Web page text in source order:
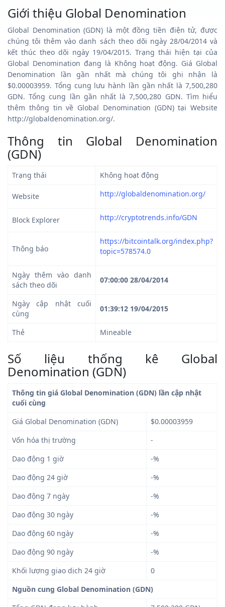
Giới thiệu Global Denomination
Global Denomination (GDN) là một đồng tiền điện tử, được
chúng tôi thêm vào danh sách theo dõi ngày 28/04/2014 và
kết thúc theo dõi ngày 19/04/2015. Trạng thái hiện tại của
Global Denomination đang là Không hoạt động. Giá Global
Denomination lần gần nhất mà chúng tôi ghi nhận là
$0.00003959. Tổng cung lưu hành lần gần nhất là 7,500,280
GDN. Tổng cung lần gần nhất là 7,500,280 GDN. Tìm hiểu
thêm thông tin về Global Denomination (GDN) tại Website
http://globaldenomination.org/.
Thông tin Global Denomination
(GDN)
Trạng thái Không hoạt động
Website http://globaldenomination.org/
Block Explorer http://cryptotrends.info/GDN
Thông báo
https://bitcointalk.org/index.php?
topic=578574.0
Ngày thêm vào danh
sách theo dõi
07:00:00 28/04/2014
Ngày cập nhật cuối
cùng
01:39:12 19/04/2015
Thẻ Mineable
Số liệu thống kê Global
Denomination (GDN)
Thông tin giá Global Denomination (GDN) lần cập nhật
cuối cùng
Giá Global Denomination (GDN)
$0.00003959
Vốn hóa thị trường
-
Dao động 1 giờ
-%
Dao động 24 giờ
-%
Dao động 7 ngày
-%
Dao động 30 ngày
-%
Dao động 60 ngày
-%
Dao động 90 ngày
-%
Khối lượng giao dịch 24 giờ
0
Nguồn cung Global Denomination (GDN)